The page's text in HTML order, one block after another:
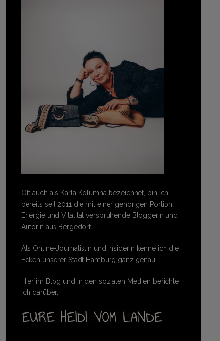
Oft auch als Karla Kolumna bezeichnet, bin ich
bereits seit 2011 die mit einer gehörigen Portion
Energie und Vitalität versprühende Bloggerin und
Autorin aus Bergedorf.
Als Online-Journalistin und Insiderin kenne ich die
Ecken unserer Stadt Hamburg ganz genau.
Hier im Blog und in den sozialen Medien berichte
ich darüber.